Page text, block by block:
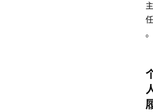
主
任
。